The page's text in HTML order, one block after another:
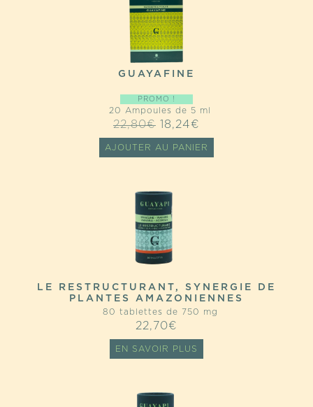
GUAYAFINE
PROMO !
20 Ampoules de 5 ml
22,80€ LE
PRIX
18,24€
PRIX
AJOUTER AU PANIER
LE RESTRUCTURANT, SYNERGIE DE
PLANTES AMAZONIENNES
80 tablettes de 750 mg
22,70€
EN SAVOIR PLUS